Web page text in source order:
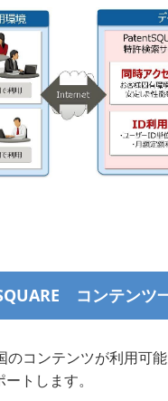
コンテンツ
のコンテンツが利用可
トします。